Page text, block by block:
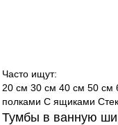
Часто ищут:
20 см 30 см 40 см 50 см
полками С ящиками
Тумбы в ванную